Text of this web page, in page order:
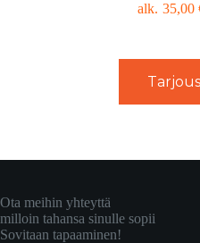
35,00
Ota meihin yhteyttä
milloin tahansa sinulle sopii
Sovitaan tapaaminen!